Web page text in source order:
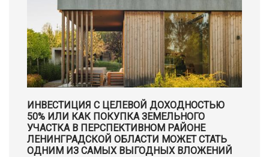
ИНВЕСТИЦИЯ С ЦЕЛЕВОЙ ДОХОДНОСТЬЮ
50% ИЛИ КАК ПОКУПКА ЗЕМЕЛЬНОГО
УЧАСТКА В ПЕРСПЕКТИВНОМ РАЙОНЕ
ЛЕНИНГРАДСКОЙ ОБЛАСТИ МОЖЕТ СТАТЬ
ОДНИМ ИЗ САМЫХ ВЫГОДНЫХ ВЛОЖЕНИЙ